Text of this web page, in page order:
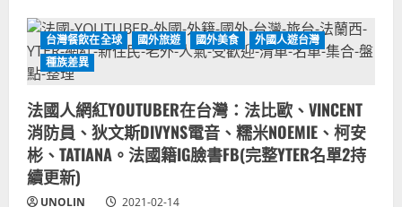
晶,NINI
THE
LILY
名
單
9)
國
人
網
紅
台
灣：
胃
酸
人、
嘿
珠
台灣餐飲在全球 國外旅遊 國外美食
外國人遊台灣
種族差異
法國人網紅YOUTUBER在台灣：法比歐、VINCENT
消防員、狄文斯DIVYNS電音、糯米NOEMIE、柯安
彬、TATIANA。法國籍IG臉書FB(完整YTER名單2持
續更新)
UNOLIN 2021-02-14